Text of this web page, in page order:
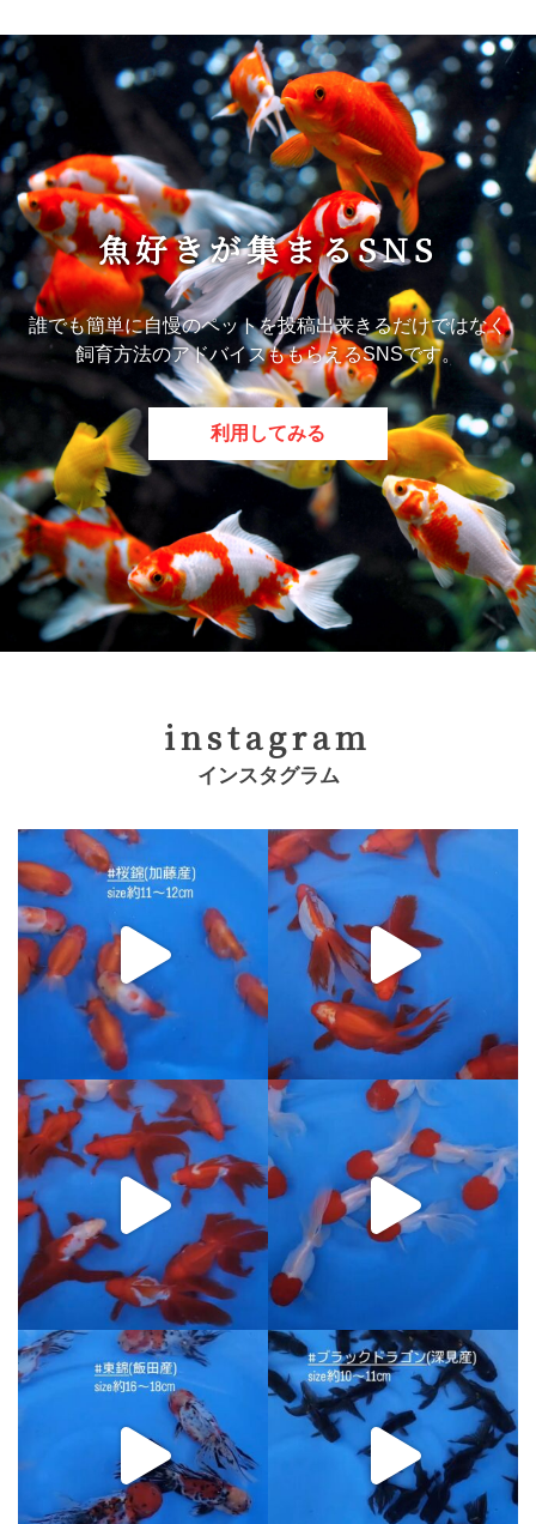
魚好きが集まるSNS
誰でも簡単に自慢のペットを投稿出来きるだけではなく
飼育方法のアドバイスももらえるSNSです。
利用してみる
instagram
インスタグラム